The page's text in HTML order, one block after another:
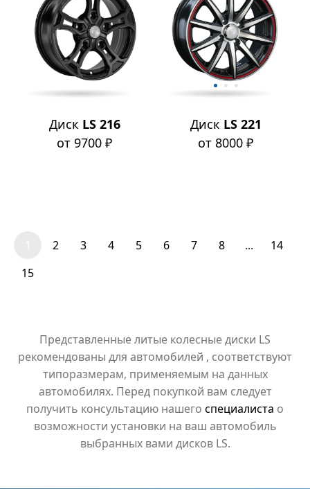
Диск LS 216
от 9700 ₽
Диск LS 221
от 8000 ₽
2 3 4 5 6 7 8 ...
14
15
Представленные литые колесные диски LS
рекомендованы для автомобилей , соответствуют
типоразмерам, применяемым на данных
автомобилях. Перед покупкой вам следует
получить консультацию нашего специалиста о
возможности установки на ваш автомобиль
выбранных вами дисков LS.